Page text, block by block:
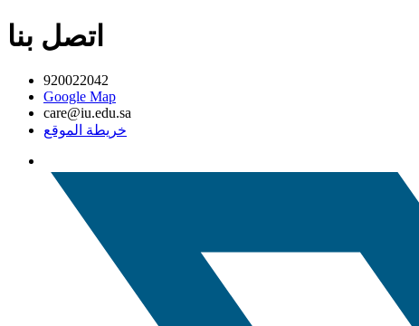
اتصل بنا
920022042
Google Map
care@iu.edu.sa
خريطة الموقع